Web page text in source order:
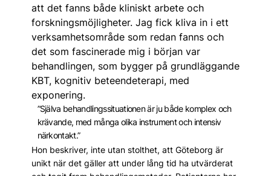
att det fanns både kliniskt arbete och
forskningsmöjligheter. Jag fick kliva in i ett
verksamhetsområde som redan fanns och
det som fascinerade mig i början var
behandlingen, som bygger på grundläggande
KBT, kognitiv beteendeterapi, med
exponering.
”Själva behandlingssituationen är ju både komplex och
krävande, med många olika instrument och intensiv
närkontakt.”
Hon beskriver, inte utan stolthet, att Göteborg är
unikt när det gäller att under lång tid ha utvärderat